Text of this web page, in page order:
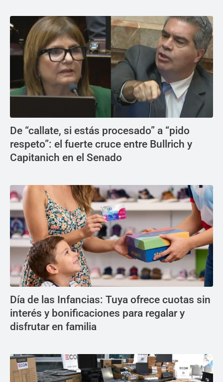
De “callate, si estás procesado” a “pido
respeto”: el fuerte cruce entre Bullrich y
Capitanich en el Senado
Día de las Infancias: Tuya ofrece cuotas sin
interés y bonificaciones para regalar y
disfrutar en familia